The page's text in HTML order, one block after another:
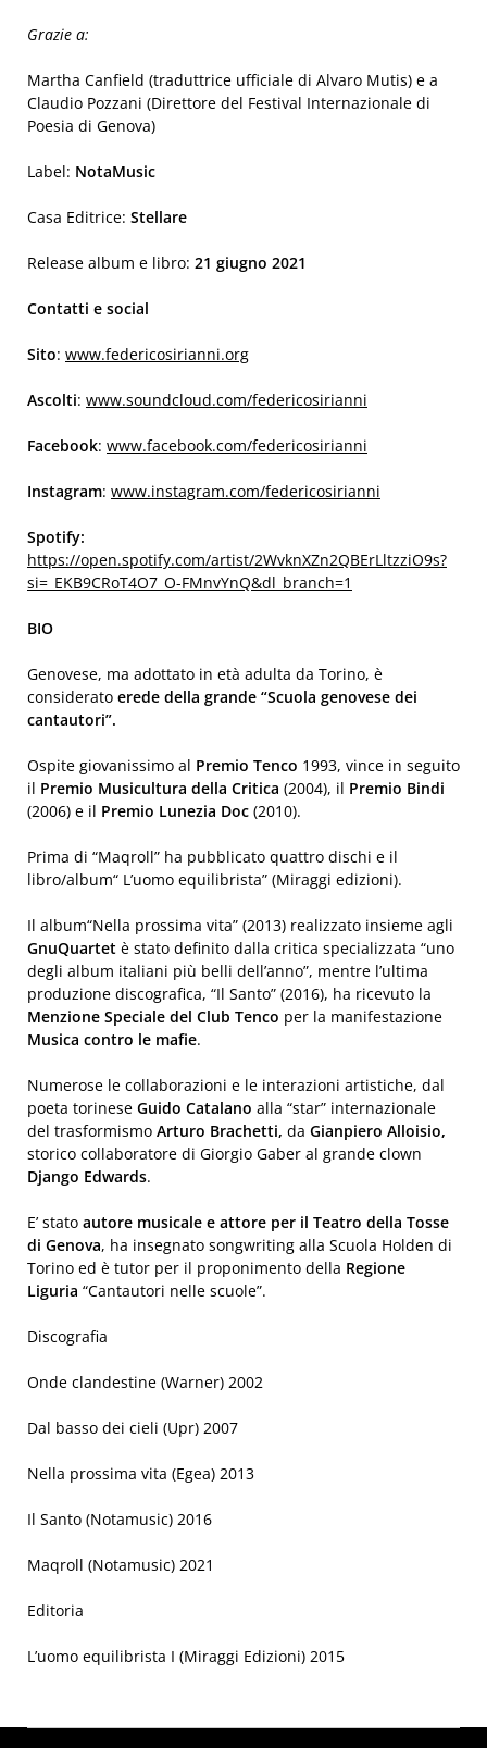
Grazie a:
Martha Canfield (traduttrice ufficiale di Alvaro Mutis) e a
Claudio Pozzani (Direttore del Festival Internazionale di
Poesia di Genova)
Label: NotaMusic
Casa Editrice: Stellare
Release album e libro: 21 giugno 2021
Contatti e social
Sito: www.federicosirianni.org
Ascolti: www.soundcloud.com/federicosirianni
Facebook: www.facebook.com/federicosirianni
Instagram: www.instagram.com/federicosirianni
Spotify:
https://open.spotify.com/artist/2WvknXZn2QBErLltzziO9s?
si=_EKB9CRoT4O7_O-FMnvYnQ&dl_branch=1
BIO
Genovese, ma adottato in età adulta da Torino, è
considerato erede della grande “Scuola genovese dei
cantautori”.
Ospite giovanissimo al Premio Tenco 1993, vince in seguito
il Premio Musicultura della Critica (2004), il Premio Bindi
(2006) e il Premio Lunezia Doc (2010).
Prima di “Maqroll” ha pubblicato quattro dischi e il
libro/album“ L’uomo equilibrista” (Miraggi edizioni).
Il album“Nella prossima vita” (2013) realizzato insieme agli
GnuQuartet è stato definito dalla critica specializzata “uno
degli album italiani più belli dell’anno”, mentre l’ultima
produzione discografica, “Il Santo” (2016), ha ricevuto la
Menzione Speciale del Club Tenco per la manifestazione
Musica contro le mafie.
Numerose le collaborazioni e le interazioni artistiche, dal
poeta torinese Guido Catalano alla “star” internazionale
del trasformismo Arturo Brachetti, da Gianpiero Alloisio,
storico collaboratore di Giorgio Gaber al grande clown
Django Edwards.
E’ stato autore musicale e attore per il Teatro della Tosse
di Genova, ha insegnato songwriting alla Scuola Holden di
Torino ed è tutor per il proponimento della Regione
Liguria “Cantautori nelle scuole”.
Discografia
Onde clandestine (Warner) 2002
Dal basso dei cieli (Upr) 2007
Nella prossima vita (Egea) 2013
Il Santo (Notamusic) 2016
Maqroll (Notamusic) 2021
Editoria
L’uomo equilibrista I (Miraggi Edizioni) 2015